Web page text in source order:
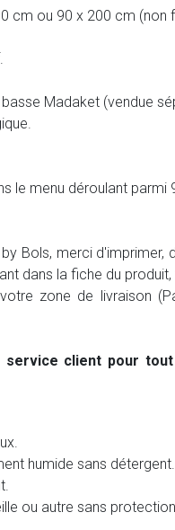
cm ou 90 x 200 cm (non
Madaket (vendue
le menu déroulant parmi
Bols, merci d'imprimer,
dans la fiche du
zone de livraison
client pour
humide sans détergent.
ou autre sans